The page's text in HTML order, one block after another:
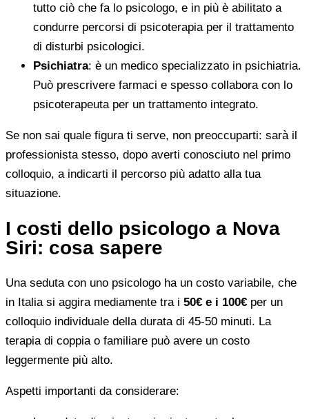
tutto ciò che fa lo psicologo, e in più è abilitato a
condurre percorsi di psicoterapia per il trattamento
di disturbi psicologici.
Psichiatra: è un medico specializzato in psichiatria.
Può prescrivere farmaci e spesso collabora con lo
psicoterapeuta per un trattamento integrato.
Se non sai quale figura ti serve, non preoccuparti: sarà il
professionista stesso, dopo averti conosciuto nel primo
colloquio, a indicarti il percorso più adatto alla tua
situazione.
I costi dello psicologo a Nova
Siri: cosa sapere
Una seduta con uno psicologo ha un costo variabile, che
in Italia si aggira mediamente tra i 50€ e i 100€ per un
colloquio individuale della durata di 45-50 minuti. La
terapia di coppia o familiare può avere un costo
leggermente più alto.
Aspetti importanti da considerare: